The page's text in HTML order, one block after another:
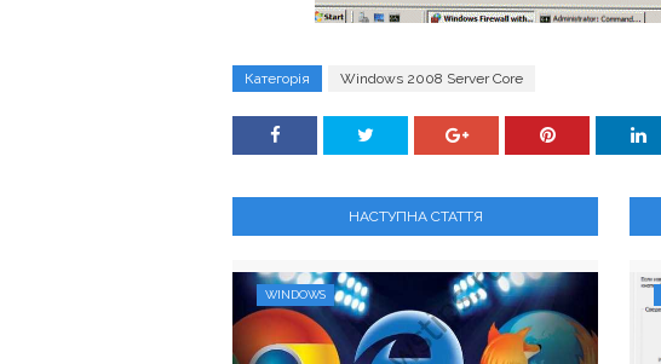
Категорія Windows 2008 Server Core
НАСТУПНА СТАТТЯ
WINDOWS